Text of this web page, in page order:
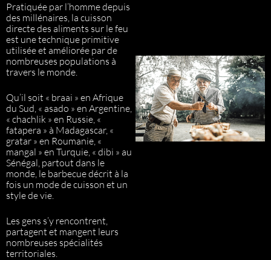
Pratiquée par l’homme depuis
des millénaires, la cuisson
directe des aliments sur le feu
est une technique primitive
utilisée et améliorée par de
nombreuses populations à
travers le monde.
Qu’il soit « braai » en Afrique
du Sud, « asado » en Argentine,
« chachlik » en Russie, «
fatapera » à Madagascar, «
gratar » en Roumanie, «
mangal » en Turquie, « dibi » au
Sénégal, partout dans le
monde, le barbecue décrit à la
fois un mode de cuisson et un
style de vie.
Les gens s’y rencontrent,
partagent et mangent leurs
nombreuses spécialités
territoriales.